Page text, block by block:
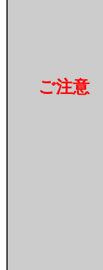
ご注意